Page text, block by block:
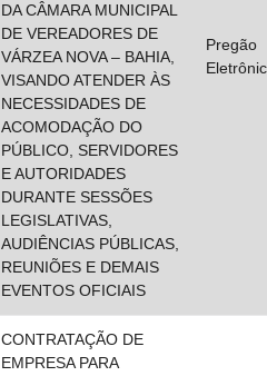
DA CÂMARA MUNICIPAL
DE VEREADORES DE
VÁRZEA NOVA – BAHIA,
VISANDO ATENDER ÀS
NECESSIDADES DE
ACOMODAÇÃO DO
PÚBLICO, SERVIDORES
E AUTORIDADES
DURANTE SESSÕES
LEGISLATIVAS,
AUDIÊNCIAS PÚBLICAS,
REUNIÕES E DEMAIS
EVENTOS OFICIAIS
Pregão
CONTRATAÇÃO DE
EMPRESA PARA